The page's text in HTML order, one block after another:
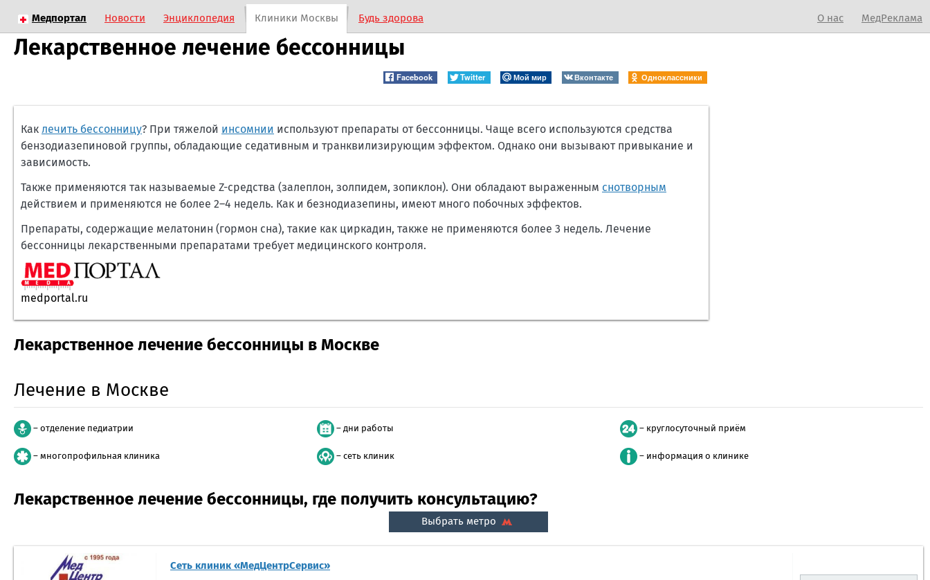
О нас МедРеклама
Медпортал Новости Энциклопедия Клиники Москвы Будь здорова
Лекарственное лечение бессонницы
Facebook Twitter Мой мир Вконтакте Одноклассники
Как лечить бессонницу? При тяжелой инсомнии используют препараты от бессонницы. Чаще всего используются средства
бензодиазепиновой группы, обладающие седативным и транквилизирующим эффектом. Однако они вызывают привыкание и
зависимость.
Также применяются так называемые Z-средства (залеплон, золпидем, зопиклон). Они обладают выраженным снотворным
действием и применяются не более 2–4 недель. Как и безнодиазепины, имеют много побочных эффектов.
Препараты, содержащие мелатонин (гормон сна), такие как циркадин, также не применяются более 3 недель. Лечение
бессонницы лекарственными препаратами требует медицинского контроля.
medportal.ru
Лекарственное лечение бессонницы в Москве
Лечение в Москве
– отделение педиатрии – дни работы – круглосуточный приём
– многопрофильная клиника – сеть клиник – информация о клинике
Лекарственное лечение бессонницы, где получить консультацию?
Выбрать метро
Сеть клиник «МедЦентрСервис»